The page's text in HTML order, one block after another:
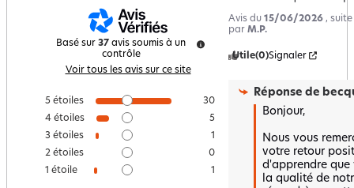
Basé sur 37 avis soumis à un
contrôle
Voir tous les avis sur ce site
5 étoiles
30
4 étoiles
5
3 étoiles
1
2 étoiles
0
1 étoile 1
Avis du 15/06/2026 ,
par M.P.
Utile(0)Signaler
Réponse de
Bonjour,
Nous vous
votre retour
d'apprendre
la qualité de